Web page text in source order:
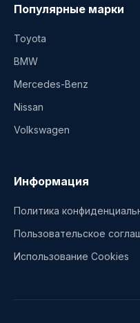
Популярные марки
Toyota
BMW
Mercedes-Benz
Nissan
Volkswagen
Информация
Политика
Пользовательское
Использование Cookies